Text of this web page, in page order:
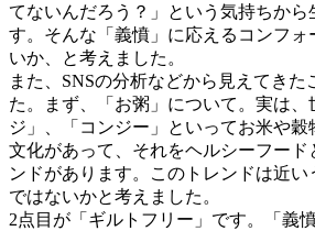
てないんだろう？」という気持ちから
す。そんな「義憤」に応えるコンフォ
いか、と考えました。
また、SNSの分析などから見えてきた
た。まず、「お粥」について。実は、
ジ」、「コンジー」といってお米や穀
文化があって、それをヘルシーフード
ンドがあります。このトレンドは近
ではないかと考えました。
2点目が「ギルトフリー」です。「義